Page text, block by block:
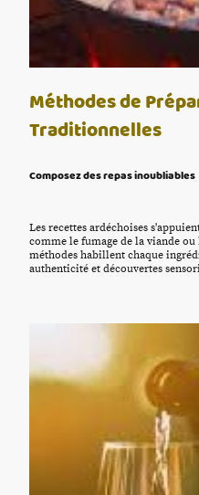
Méthodes de
Traditionnelles
Composez des repas inoubliables
Les recettes ardéchoises
comme le fumage de la viande
méthodes habillent chaque
authenticité et découvertes